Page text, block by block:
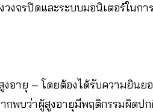
งจรปิดและระบบมอนิเตอร์ในกา
อายุ – โดยต้องได้รับความยินย
กพบว่าผู้สูงอายุมีพฤติกรรมผิดป